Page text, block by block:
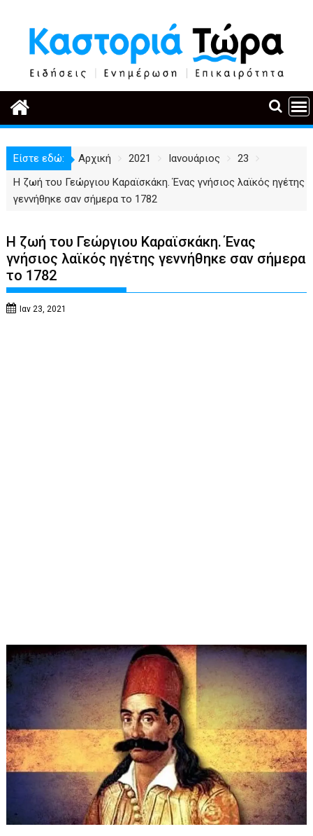
περιεχόμενο
Είστε εδώ: Αρχική 2021 Ιανουάριος
23
Η ζωή του Γεώργιου Καραϊσκάκη. Ένας γνήσιος λαϊκός ηγέτης
γεννήθηκε σαν σήμερα το 1782
Η ζωή του Γεώργιου Καραϊσκάκη. Ένας
γνήσιος λαϊκός ηγέτης γεννήθηκε σαν σήμερα
το 1782
Ιαν 23, 2021